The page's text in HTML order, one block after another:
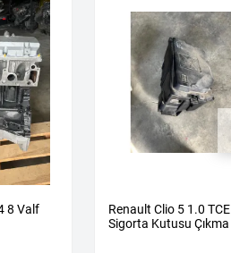
8 Valf
Renault Clio 5 1.0 TCE
Sigorta Kutusu Çıkma